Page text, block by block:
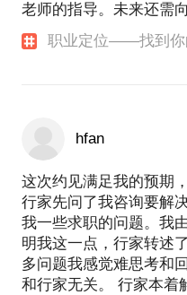
老师的指导。未来还需
职业定位——找到你
hfan
这次约见满足我的预期
行家先问了我咨询要解
我一些求职的问题。我
明我这一点，行家转述
多问题我感觉难思考和
和行家无关。 行家本着